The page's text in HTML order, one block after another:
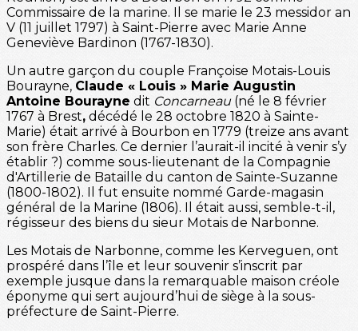
Commissaire de la marine. Il se marie le 23 messidor an
V (11 juillet 1797) à Saint-Pierre avec Marie Anne
Geneviève Bardinon (1767-1830).
Un autre garçon du couple Françoise Motais-Louis
Bourayne, Claude « Louis » Marie Augustin
Antoine Bourayne dit Concarneau(né le 8 février
1767 à Brest, décédé le 28 octobre 1820 à Sainte-
Marie) était arrivé à Bourbon en 1779 (treize ans avant
son frère Charles. Ce dernier l’aurait-il incité à venir s’y
établir ?) comme sous-lieutenant de la Compagnie
d'Artillerie de Bataille du canton de Sainte-Suzanne
(1800-1802). Il fut ensuite nommé Garde-magasin
général de la Marine (1806). Il était aussi, semble-t-il,
régisseur des biens du sieur Motais de Narbonne.
Les Motais de Narbonne, comme les Kerveguen, ont
prospéré dans l’île et leur souvenir s’inscrit par
exemple jusque dans la remarquable maison créole
éponyme qui sert aujourd’hui de siège à la sous-
préfecture de Saint-Pierre.